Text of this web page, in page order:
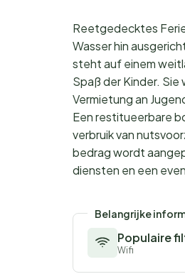
Reetgedecktes
Wasser hin
steht auf einem
Spaß der Kinder. Sie
Vermietung an
Een restitueerbare
verbruik van
bedrag wordt
diensten en een
Belangrijke
Populaire
Wifi